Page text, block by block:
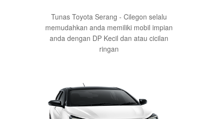
Tunas Toyota Serang - Cilegon selalu
memudahkan anda memiliki mobil impian
anda dengan DP Kecil dan atau cicilan
ringan